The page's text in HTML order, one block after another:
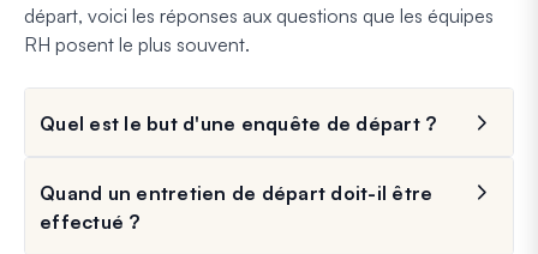
départ, voici les réponses aux questions que les équipes
RH posent le plus souvent.
Quel est le but d'une enquête de départ ?
Quand un entretien de départ doit-il être
effectué ?